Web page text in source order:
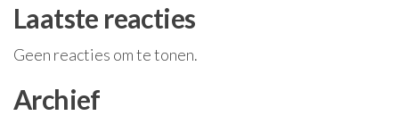
Laatste reacties
Geen reacties om te tonen.
Archief